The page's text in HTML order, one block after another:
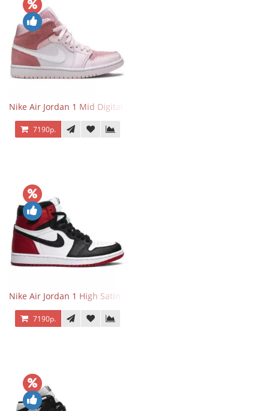
Nike Air Jordan 1 Mid Digital Pink
7190р.
Nike Air Jordan 1 High Satin Black Toe
7190р.